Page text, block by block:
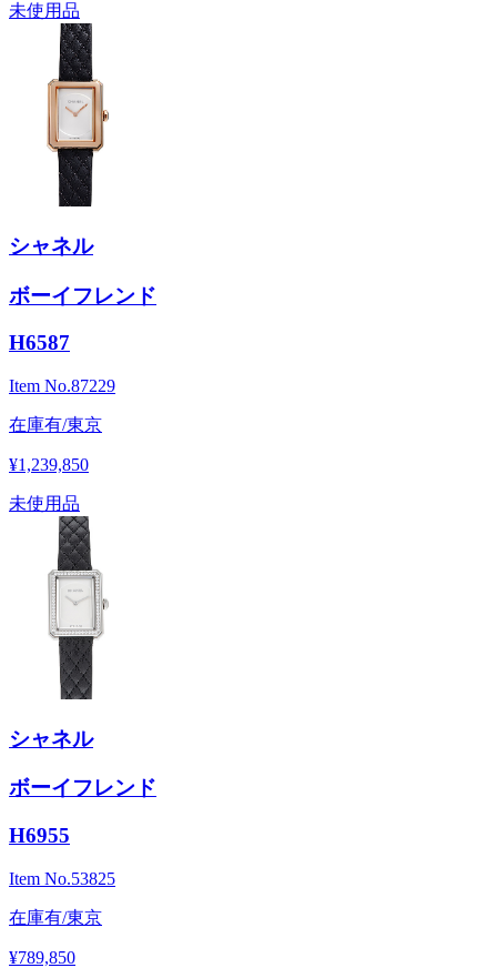
未使用品
シャネル
ボーイフレンド
H6587
Item No.87229
在庫有/東京
¥1,239,850
未使用品
シャネル
ボーイフレンド
H6955
Item No.53825
在庫有/東京
¥789,850